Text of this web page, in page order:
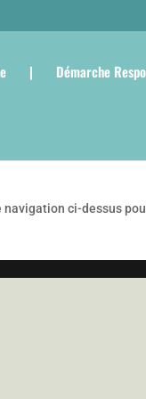
| Démarche
navigation ci-dessus